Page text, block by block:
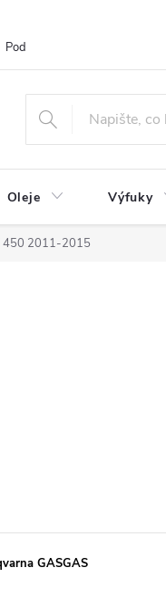
Podmínky ochrany osobních
Oleje Výfuky
450 2011-2015
GASGAS